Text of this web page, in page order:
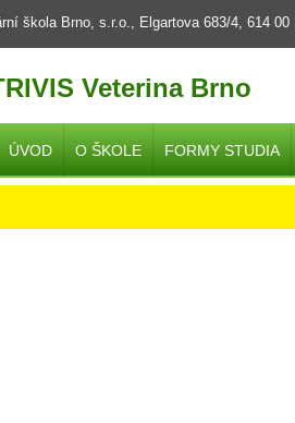
škola Brno, s.r.o., Elgartova 683/4, 614 00
Veterina Brno
ÚVOD O ŠKOLE FORMY STUDIA